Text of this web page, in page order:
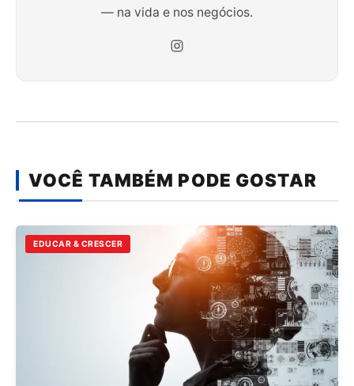
— na vida e nos negócios.
VOCÊ TAMBÉM PODE GOSTAR
EDUCAR & CRESCER